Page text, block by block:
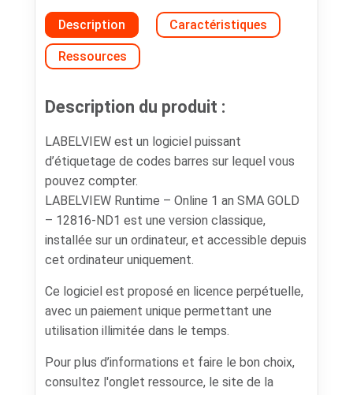
Description Caractéristiques
Ressources
Description du produit :
LABELVIEW est un logiciel puissant
d’étiquetage de codes barres sur lequel vous
pouvez compter.
LABELVIEW Runtime – Online 1 an SMA GOLD
– 12816-ND1 est une version classique,
installée sur un ordinateur, et accessible depuis
cet ordinateur uniquement.
Ce logiciel est proposé en licence perpétuelle,
avec un paiement unique permettant une
utilisation illimitée dans le temps.
Pour plus d’informations et faire le bon choix,
consultez l'onglet ressource, le site de la